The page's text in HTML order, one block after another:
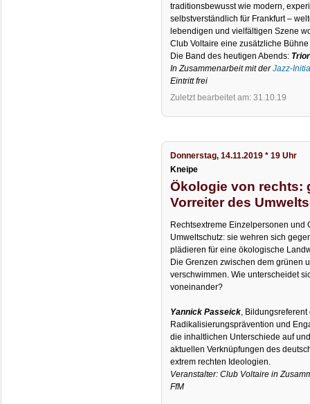
traditionsbewusst wie modern,
selbstverständlich für Frankfurt –
lebendigen und vielfältigen Szene
Club Voltaire eine zusätzliche
Die Band des heutigen Abends:
In Zusammenarbeit mit derJazz-
Eintritt frei
Zuletzt bearbeitet am: 31.10.19
Donnerstag, 14.11.2019 * 19 Uhr
Kneipe
Ökologie von rechts:
Vorreiter des
Rechtsextreme Einzelpersonen und
Umweltschutz: sie wehren sich
plädieren für eine ökologische
Die Grenzen zwischen dem grünen
verschwimmen. Wie unterscheidet
voneinander?
Yannick Passeick ,
Radikalisierungsprävention und
die inhaltlichen Unterschiede auf
aktuellen Verknüpfungen des
extrem rechten Ideologien.
Veranstalter: Club Voltaire in
FfM